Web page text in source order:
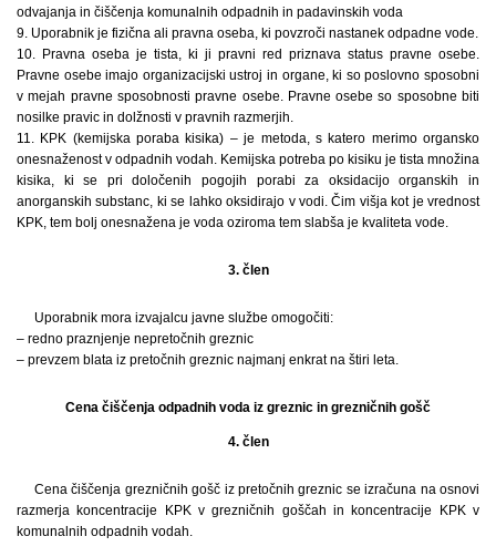
odvajanja in čiščenja komunalnih odpadnih in padavinskih voda
9. Uporabnik je fizična ali pravna oseba, ki povzroči nastanek odpadne vode.
10. Pravna oseba je tista, ki ji pravni red priznava status pravne osebe.
Pravne osebe imajo organizacijski ustroj in organe, ki so poslovno sposobni
v mejah pravne sposobnosti pravne osebe. Pravne osebe so sposobne biti
nosilke pravic in dolžnosti v pravnih razmerjih.
11. KPK (kemijska poraba kisika) – je metoda, s katero merimo organsko
onesnaženost v odpadnih vodah. Kemijska potreba po kisiku je tista množina
kisika, ki se pri določenih pogojih porabi za oksidacijo organskih in
anorganskih substanc, ki se lahko oksidirajo v vodi. Čim višja kot je vrednost
KPK, tem bolj onesnažena je voda oziroma tem slabša je kvaliteta vode.
3. člen
Uporabnik mora izvajalcu javne službe omogočiti:
– redno praznjenje nepretočnih greznic
– prevzem blata iz pretočnih greznic najmanj enkrat na štiri leta.
Cena čiščenja odpadnih voda iz greznic in grezničnih gošč
4. člen
Cena čiščenja grezničnih gošč iz pretočnih greznic se izračuna na osnovi
razmerja koncentracije KPK v grezničnih goščah in koncentracije KPK v
komunalnih odpadnih vodah.